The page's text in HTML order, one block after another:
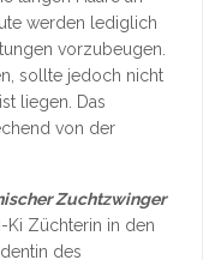
werden lediglich
vorzubeugen.
sollte jedoch nicht
liegen. Das
von der
Zuchtzwinger
Züchterin in den
des